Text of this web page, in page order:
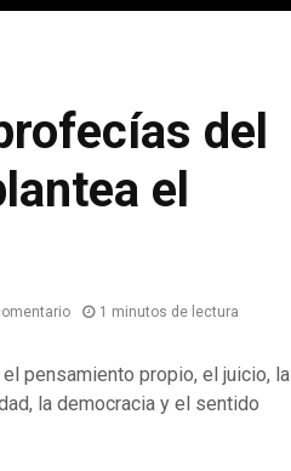
del
el
1 minutos de lectura
pensamiento propio, el juicio, la
la democracia y el sentido